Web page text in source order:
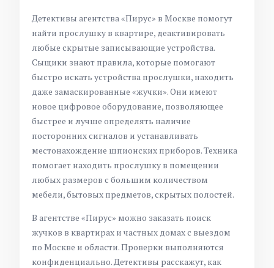
Детективы агентства «Пирус» в Москве помогут
найти прослушку в квартире, деактивировать
любые скрытые записывающие устройства.
Сыщики знают правила, которые помогают
быстро искать устройства прослушки, находить
даже замаскированные «жучки». Они имеют
новое цифровое оборудование, позволяющее
быстрее и лучше определять наличие
посторонних сигналов и устанавливать
местонахождение шпионских приборов. Техника
помогает находить прослушку в помещении
любых размеров с большим количеством
мебели, бытовых предметов, скрытых полостей.
В агентстве «Пирус» можно заказать поиск
жучков в квартирах и частных домах с выездом
по Москве и области. Проверки выполняются
конфиденциально. Детективы расскажут, как